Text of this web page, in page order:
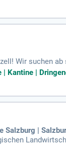
Wir suchen
von
Kantine |
Salzburg |
Ziele